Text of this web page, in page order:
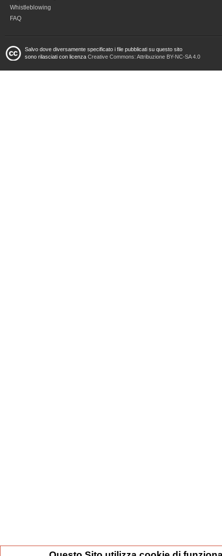
Whistleblowing
FAQ
Salvo dove diversamente specificato i file pubblicati su questo sito
sono rilasciati con licenza Creative Commons: Attribuzione BY-NC-SA 4.0